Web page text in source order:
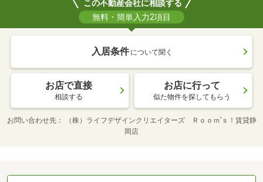
この不動産会社に相談する
無料・簡単入力2項目
入居条件 について聞く
お店で直接
相談する
お店に行って
似た物件を探してもらう
お問い合わせ先
（株）ライフデザインクリエイターズ Ｒｏｏｍ’ｓ！賃貸静
岡店